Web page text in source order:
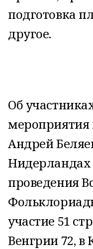
подготовка
другое.
Об
мероприятия
Андрей
Нидерландах
проведения
участие 51
Венгрии 72, в